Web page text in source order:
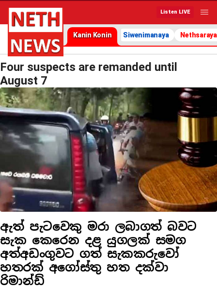
Listen LIVE
Kanin Konin Siwenimanaya Nethsaraya
Four suspects are remanded until
August 7
ඇත් පැටවෙකු මරා ලබාගත් බවට
සැක කෙරෙන දළ යුගලක් සමග
අත්අඩංගුවට ගත් සැකකරුවෝ
හතරක් අගෝස්තු හත දක්වා
රිමාන්ඩ්